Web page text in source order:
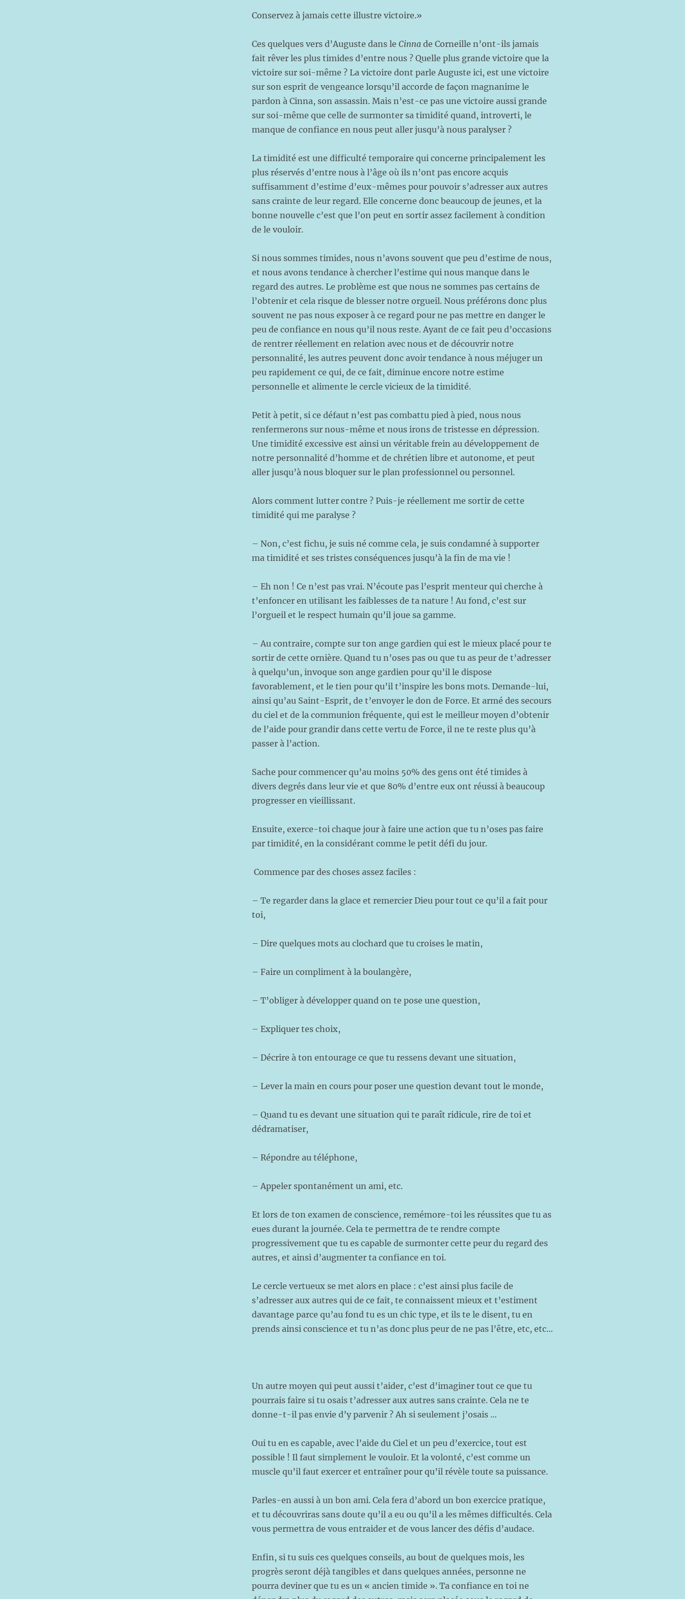
Conservez à jamais cette illustre victoire.»
Ces quelques vers d’Auguste dans leCinna de Corneille n’ont-ils jamais
fait rêver les plus timides d’entre nous ? Quelle plus grande victoire que la
victoire sur soi-même ? La victoire dont parle Auguste ici, est une victoire
sur son esprit de vengeance lorsqu’il accorde de façon magnanime le
pardon à Cinna, son assassin. Mais n’est-ce pas une victoire aussi grande
sur soi-même que celle de surmonter sa timidité quand, introverti, le
manque de confiance en nous peut aller jusqu’à nous paralyser ?
La timidité est une difficulté temporaire qui concerne principalement les
plus réservés d’entre nous à l’âge où ils n’ont pas encore acquis
suffisamment d’estime d’eux-mêmes pour pouvoir s’adresser aux autres
sans crainte de leur regard. Elle concerne donc beaucoup de jeunes, et la
bonne nouvelle c’est que l’on peut en sortir assez facilement à condition
de le vouloir.
Si nous sommes timides, nous n’avons souvent que peu d’estime de nous,
et nous avons tendance à chercher l’estime qui nous manque dans le
regard des autres. Le problème est que nous ne sommes pas certains de
l’obtenir et cela risque de blesser notre orgueil. Nous préférons donc plus
souvent ne pas nous exposer à ce regard pour ne pas mettre en danger le
peu de confiance en nous qu’il nous reste. Ayant de ce fait peu d’occasions
de rentrer réellement en relation avec nous et de découvrir notre
personnalité, les autres peuvent donc avoir tendance à nous méjuger un
peu rapidement ce qui, de ce fait, diminue encore notre estime
personnelle et alimente le cercle vicieux de la timidité.
Petit à petit, si ce défaut n’est pas combattu pied à pied, nous nous
renfermerons sur nous-même et nous irons de tristesse en dépression.
Une timidité excessive est ainsi un véritable frein au développement de
notre personnalité d’homme et de chrétien libre et autonome, et peut
aller jusqu’à nous bloquer sur le plan professionnel ou personnel.
Alors comment lutter contre ? Puis-je réellement me sortir de cette
timidité qui me paralyse ?
– Non, c’est fichu, je suis né comme cela, je suis condamné à supporter
ma timidité et ses tristes conséquences jusqu’à la fin de ma vie !
– Eh non ! Ce n’est pas vrai. N’écoute pas l’esprit menteur qui cherche à
t’enfoncer en utilisant les faiblesses de ta nature ! Au fond, c’est sur
l’orgueil et le respect humain qu’il joue sa gamme.
– Au contraire, compte sur ton ange gardien qui est le mieux placé pour te
sortir de cette ornière. Quand tu n’oses pas ou que tu as peur de t’adresser
à quelqu’un, invoque son ange gardien pour qu’il le dispose
favorablement, et le tien pour qu’il t’inspire les bons mots. Demande-lui,
ainsi qu’au Saint-Esprit, de t’envoyer le don de Force. Et armé des secours
du ciel et de la communion fréquente, qui est le meilleur moyen d’obtenir
de l’aide pour grandir dans cette vertu de Force, il ne te reste plus qu’à
passer à l’action.
Sache pour commencer qu’au moins 50% des gens ont été timides à
divers degrés dans leur vie et que 80% d’entre eux ont réussi à beaucoup
progresser en vieillissant.
Ensuite, exerce-toi chaque jour à faire une action que tu n’oses pas faire
par timidité, en la considérant comme le petit défi du jour.
Commence par des choses assez faciles :
– Te regarder dans la glace et remercier Dieu pour tout ce qu’il a fait pour
toi,
– Dire quelques mots au clochard que tu croises le matin,
– Faire un compliment à la boulangère,
– T’obliger à développer quand on te pose une question,
– Expliquer tes choix,
– Décrire à ton entourage ce que tu ressens devant une situation,
– Lever la main en cours pour poser une question devant tout le monde,
– Quand tu es devant une situation qui te paraît ridicule, rire de toi et
dédramatiser,
– Répondre au téléphone,
– Appeler spontanément un ami, etc.
Et lors de ton examen de conscience, remémore-toi les réussites que tu as
eues durant la journée. Cela te permettra de te rendre compte
progressivement que tu es capable de surmonter cette peur du regard des
autres, et ainsi d’augmenter ta confiance en toi.
Le cercle vertueux se met alors en place : c’est ainsi plus facile de
s’adresser aux autres qui de ce fait, te connaissent mieux et t’estiment
davantage parce qu’au fond tu es un chic type, et ils te le disent, tu en
prends ainsi conscience et tu n’as donc plus peur de ne pas l’être, etc, etc…
Un autre moyen qui peut aussi t’aider, c’est d’imaginer tout ce que tu
pourrais faire si tu osais t’adresser aux autres sans crainte. Cela ne te
donne-t-il pas envie d’y parvenir ? Ah si seulement j’osais …
Oui tu en es capable, avec l’aide du Ciel et un peu d’exercice, tout est
possible ! Il faut simplement le vouloir. Et la volonté, c’est comme un
muscle qu’il faut exercer et entraîner pour qu’il révèle toute sa puissance.
Parles-en aussi à un bon ami. Cela fera d’abord un bon exercice pratique,
et tu découvriras sans doute qu’il a eu ou qu’il a les mêmes difficultés. Cela
vous permettra de vous entraider et de vous lancer des défis d’audace.
Enfin, si tu suis ces quelques conseils, au bout de quelques mois, les
progrès seront déjà tangibles et dans quelques années, personne ne
pourra deviner que tu es un « ancien timide ». Ta confiance en toi ne